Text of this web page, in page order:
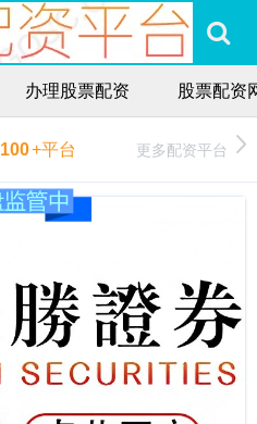
办理股票配资 股票配资
100+平台 更多配资平台